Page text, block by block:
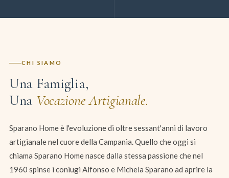
CHI SIAMO
Una Famiglia,
Una Vocazione Artigianale.
Sparano Home è l'evoluzione di oltre sessant'anni di lavoro
artigianale nel cuore della Campania. Quello che oggi si
chiama Sparano Home nasce dalla stessa passione che nel
1960 spinse i coniugi Alfonso e Michela Sparano ad aprire la